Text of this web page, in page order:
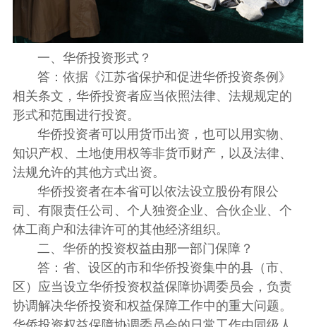
一、华侨投资形式？
答：依据《江苏省保护和促进华侨投资条例》
相关条文，华侨投资者应当依照法律、法规规定的
形式和范围进行投资。
华侨投资者可以用货币出资，也可以用实物、
知识产权、土地使用权等非货币财产，以及法律、
法规允许的其他方式出资。
华侨投资者在本省可以依法设立股份有限公
司、有限责任公司、个人独资企业、合伙企业、个
体工商户和法律许可的其他经济组织。
二、华侨的投资权益由那一部门保障？
答：省、设区的市和华侨投资集中的县（市、
区）应当设立华侨投资权益保障协调委员会，负责
协调解决华侨投资和权益保障工作中的重大问题。